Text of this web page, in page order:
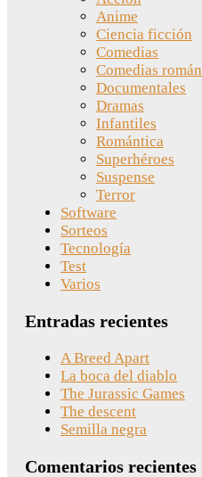
Anime
Ciencia ficción
Comedias
Comedias
Documentales
Dramas
Infantiles
Romántica
Superhéroes
Suspense
Terror
Software
Sorteos
Tecnología
Test
Varios
Entradas recientes
A Breed Apart
La boca del diablo
The Jurassic Games
The descent
Semilla negra
Comentarios recientes